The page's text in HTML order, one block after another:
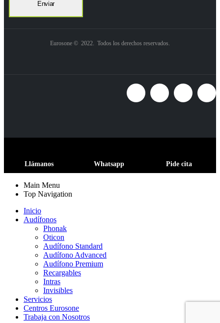
Eurosone © 2022. Todos los derechos reservados.
Llámanos Whatsapp Pide cita
Main Menu
Top Navigation
Inicio
Audífonos
Phonak
Oticon
Audífono Standard
Audífono Advanced
Audífono Premium
Recargables
Intras
Invisibles
Servicios
Centros Eurosone
Trabaja con Nosotros